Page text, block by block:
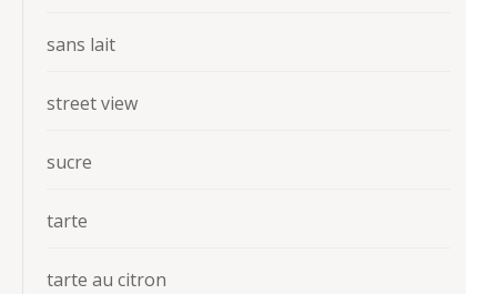
sans lait
street view
sucre
tarte
tarte au citron